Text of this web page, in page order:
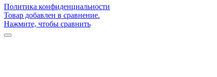
Политика конфиденциальности
Товар добавлен в сравнение.
Нажмите, чтобы сравнить